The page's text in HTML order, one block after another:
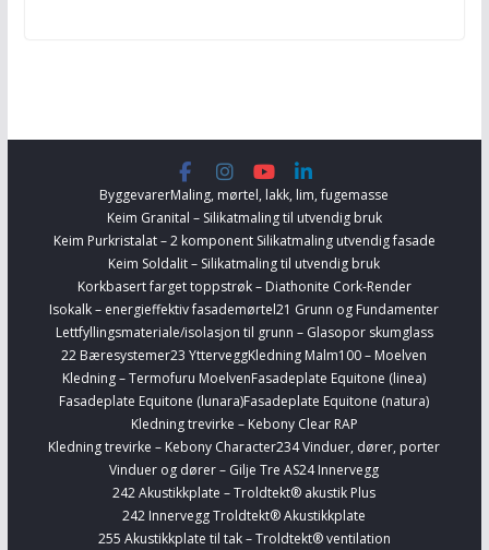
ByggevarerMaling, mørtel, lakk, lim, fugemasse
Keim Granital – Silikatmaling til utvendig bruk
Keim Purkristalat – 2 komponent Silikatmaling utvendig fasade
Keim Soldalit – Silikatmaling til utvendig bruk
Korkbasert farget toppstrøk – Diathonite Cork-Render
Isokalk – energieffektiv fasademørtel21 Grunn og Fundamenter
Lettfyllingsmateriale/isolasjon til grunn – Glasopor skumglass
22 Bæresystemer23 YtterveggKledning Malm100 – Moelven
Kledning – Termofuru MoelvenFasadeplate Equitone (linea)
Fasadeplate Equitone (lunara)Fasadeplate Equitone (natura)
Kledning trevirke – Kebony Clear RAP
Kledning trevirke – Kebony Character234 Vinduer, dører, porter
Vinduer og dører – Gilje Tre AS24 Innervegg
242 Akustikkplate – Troldtekt® akustik Plus
242 Innervegg Troldtekt® Akustikkplate
255 Akustikkplate til tak – Troldtekt® ventilation